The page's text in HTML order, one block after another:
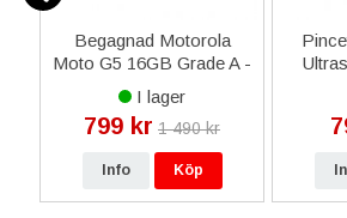
Begagnad Motorola
Moto G5 16GB Grade A -
Grå
I lager
799 kr 1 490 kr
Info Köp